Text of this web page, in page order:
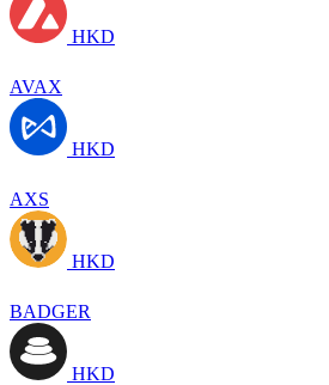
HKD
AVAX
HKD
AXS
HKD
BADGER
HKD